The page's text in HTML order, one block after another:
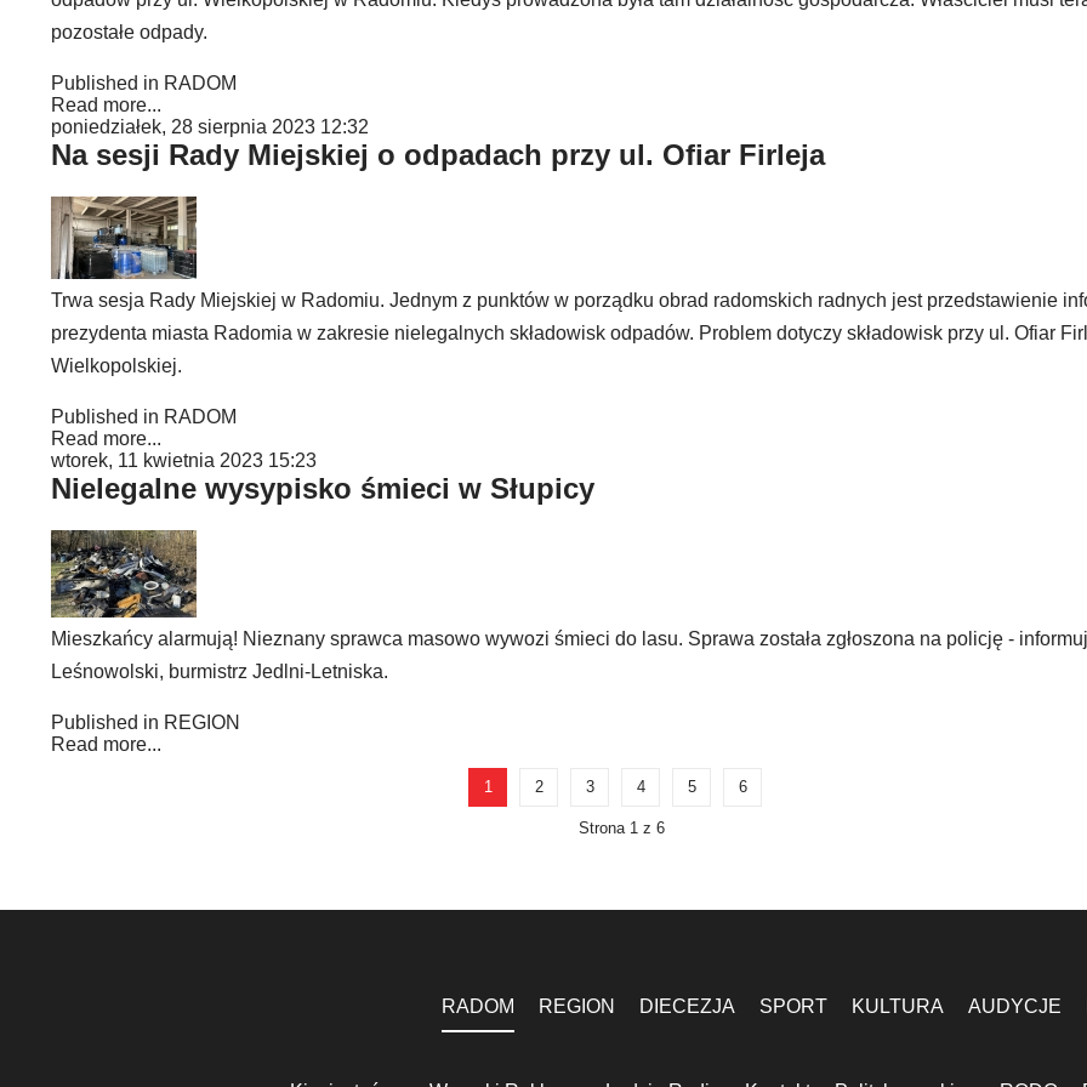
pozostałe odpady.
Published in RADOM
Read more...
poniedziałek, 28 sierpnia 2023 12:32
Na sesji Rady Miejskiej o odpadach przy ul. Ofiar Firleja
Trwa sesja Rady Miejskiej w Radomiu. Jednym z punktów w porządku obrad radomskich radnych jest przedstawienie
prezydenta miasta Radomia w zakresie nielegalnych składowisk odpadów. Problem dotyczy składowisk przy ul. Ofiar
Wielkopolskiej.
Published in RADOM
Read more...
wtorek, 11 kwietnia 2023 15:23
Nielegalne wysypisko śmieci w Słupicy
Mieszkańcy alarmują! Nieznany sprawca masowo wywozi śmieci do lasu. Sprawa została zgłoszona na policję -
Leśnowolski, burmistrz Jedlni-Letniska.
Published in REGION
Read more...
1 2 3 4 5 6
Strona 1 z 6
RADOM REGION DIECEZJA SPORT KULTURA AUDYCJE